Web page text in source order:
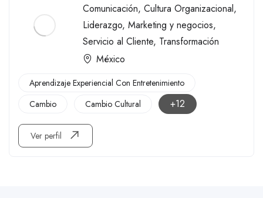
Comunicación, Cultura Organizacional,
Liderazgo, Marketing y negocios,
Servicio al Cliente, Transformación
México
Aprendizaje Experiencial Con Entretenimiento
Cambio
Cambio Cultural +12
Ver perfil